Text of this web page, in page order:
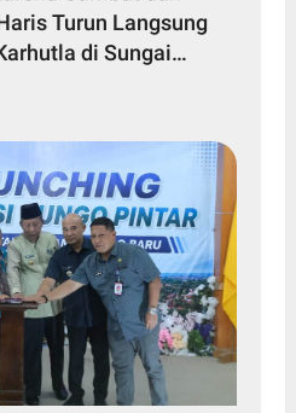
Turun Langsung
di Sungai